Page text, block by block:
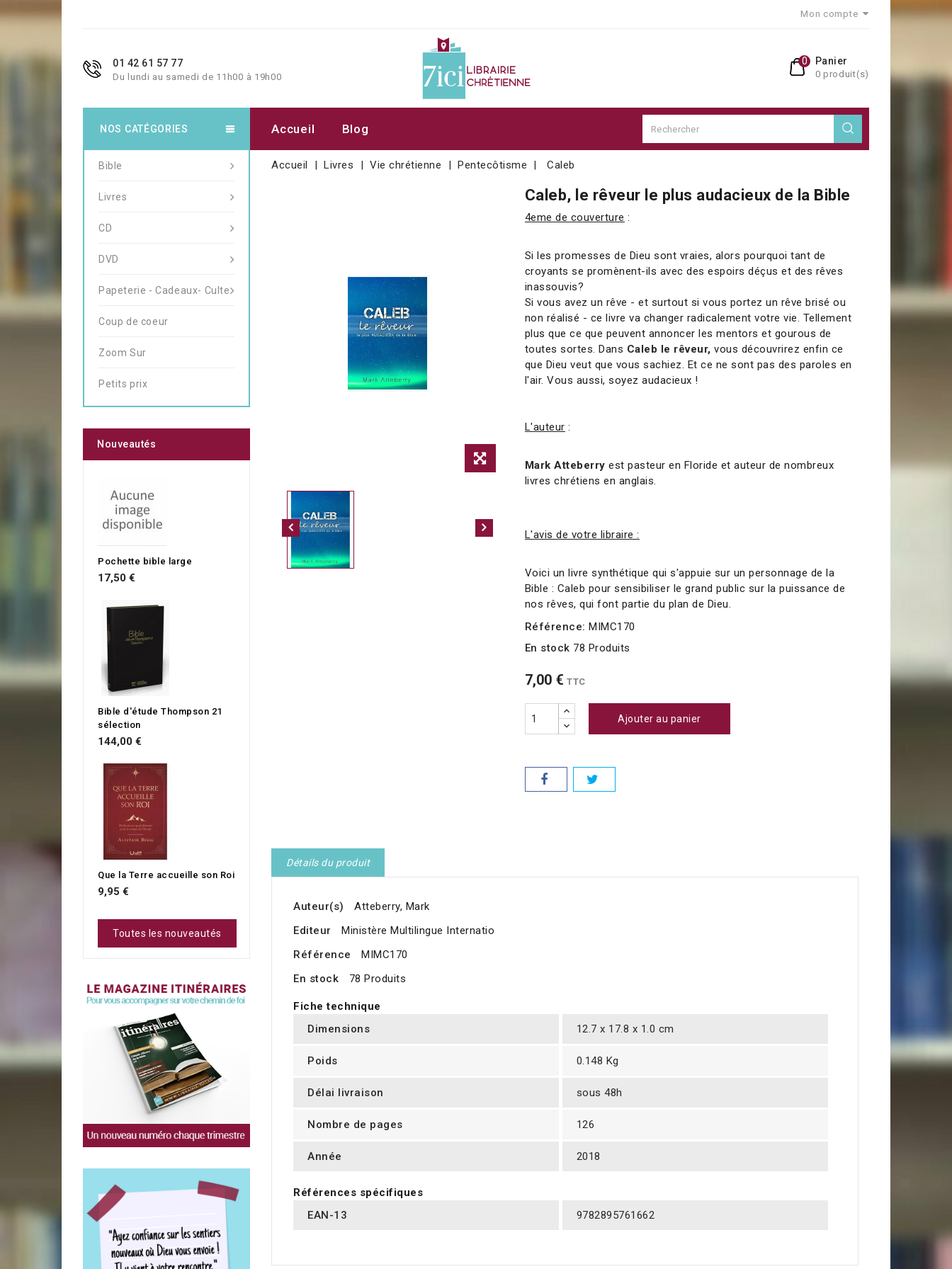
Mon compte
01 42 61 57 77
Du lundi au samedi de 11h00 à 19h00
Panier
0 produit(s)
0
Accueil Blog
Accueil Livres Vie chrétienne Pentecôtisme Caleb
Caleb, le rêveur le plus audacieux de la Bible
4eme de couverture :
Si les promesses de Dieu sont vraies, alors pourquoi tant de
croyants se promènent-ils avec des espoirs déçus et des rêves
inassouvis?
Si vous avez un rêve - et surtout si vous portez un rêve brisé ou
non réalisé - ce livre va changer radicalement votre vie. Tellement
plus que ce que peuvent annoncer les mentors et gourous de
toutes sortes. Dans Caleb le rêveur, vous découvrirez enfin ce
que Dieu veut que vous sachiez. Et ce ne sont pas des paroles en
l'air. Vous aussi, soyez audacieux !
L'auteur :
Mark Atteberry est pasteur en Floride et auteur de nombreux
livres chrétiens en anglais.
L'avis de votre libraire :
Voici un livre synthétique qui s'appuie sur un personnage de la
Bible : Caleb pour sensibiliser le grand public sur la puissance de
nos rêves, qui font partie du plan de Dieu.
Référence: MIMC170
En stock 78 Produits
7,00 € TTC
Ajouter au panier
Détails du produit
Auteur(s)
Atteberry, Mark
Editeur
Ministère Multilingue Internatio
Référence
MIMC170
En stock
78 Produits
Fiche technique
Dimensions
12.7 x 17.8 x 1.0 cm
Poids 0.148 Kg
Délai livraison sous 48h
Nombre de pages 126
Année 2018
Références spécifiques
EAN-13
9782895761662
NOS CATÉGORIES
Bible
Livres
CD
DVD
Papeterie - Cadeaux- Culte
Coup de coeur
Zoom Sur
Petits prix
Nouveautés
Pochette bible large
17,50 €
Bible d'étude Thompson 21
sélection
144,00 €
Que la Terre accueille son Roi
9,95 €
Toutes les nouveautés